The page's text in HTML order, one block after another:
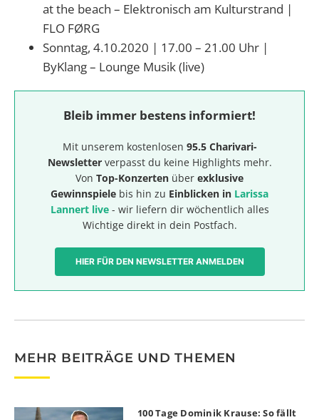
at the beach – Elektronisch am Kulturstrand |
FLO FØRG
Sonntag, 4.10.2020 | 17.00 – 21.00 Uhr |
ByKlang – Lounge Musik (live)
Bleib immer bestens informiert!
Mit unserem kostenlosen 95.5 Charivari-
Newsletterverpasst du keine Highlights mehr.
Von Top-Konzerten über exklusive
Gewinnspiele bis hin zu Einblicken in Larissa
Lannert live- wir liefern dir wöchentlich alles
Wichtige direkt in dein Postfach.
HIER FÜR DEN NEWSLETTER ANMELDEN
MEHR BEITRÄGE UND THEMEN
100 Tage Dominik Krause: So fällt